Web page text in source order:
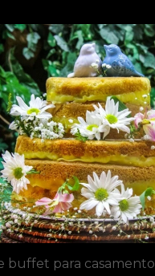
buffet para casamento